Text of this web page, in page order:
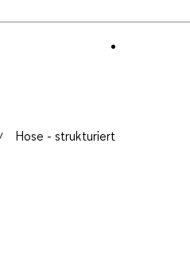
Hose - strukturiert